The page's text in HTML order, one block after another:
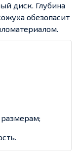
диск. Глубина
обезопасит
размерам;